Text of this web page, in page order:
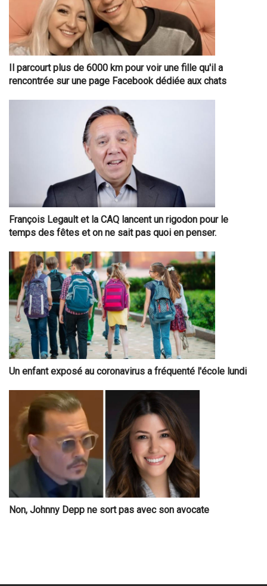
Il parcourt plus de 6000 km pour voir une fille qu'il a
rencontrée sur une page Facebook dédiée aux chats
François Legault et la CAQ lancent un rigodon pour le
temps des fêtes et on ne sait pas quoi en penser.
Un enfant exposé au coronavirus a fréquenté l'école lundi
Non, Johnny Depp ne sort pas avec son avocate